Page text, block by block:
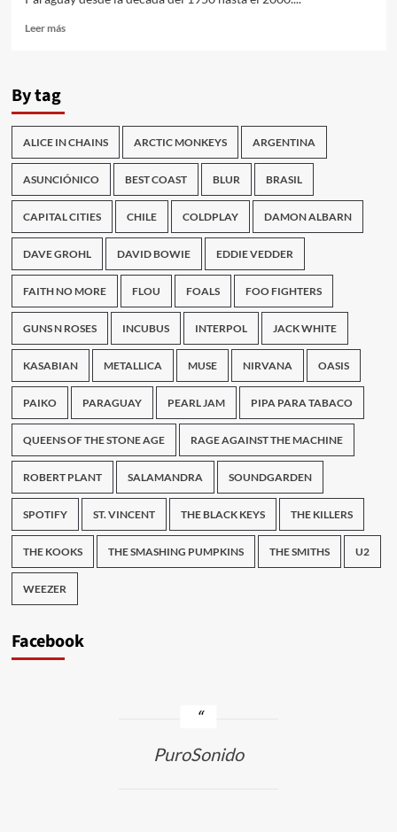
Leer másLeer
revela
las
canciones
más
escuchadas
en
Paraguay
By tag
ALICE IN CHAINS ARCTIC MONKEYS ARGENTINA
ASUNCIÓNICO BEST COAST BLUR BRASIL
CAPITAL CITIES CHILE COLDPLAY DAMON ALBARN
DAVE GROHL DAVID BOWIE EDDIE VEDDER
FAITH NO MORE FLOU FOALS FOO FIGHTERS
GUNS N ROSES INCUBUS INTERPOL JACK WHITE
KASABIAN METALLICA MUSE NIRVANA OASIS
PAIKO PARAGUAY PEARL JAM PIPA PARA TABACO
QUEENS OF THE STONE AGE RAGE AGAINST THE MACHINE
ROBERT PLANT SALAMANDRA SOUNDGARDEN
SPOTIFY ST. VINCENT THE BLACK KEYS THE KILLERS
THE KOOKS THE SMASHING PUMPKINS THE SMITHS U2
WEEZER
Facebook
PuroSonido